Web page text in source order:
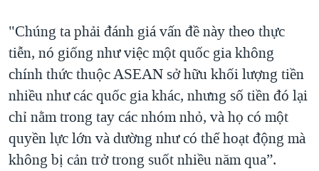
"Chúng ta phải đánh giá vấn đề này theo thực
tiễn, nó giống như việc một quốc gia không
chính thức thuộc ASEAN sở hữu khối lượng tiền
nhiều như các quốc gia khác, nhưng số tiền đó lại
chỉ nằm trong tay các nhóm nhỏ, và họ có một
quyền lực lớn và dường như có thể hoạt động mà
không bị cản trở trong suốt nhiều năm qua”.